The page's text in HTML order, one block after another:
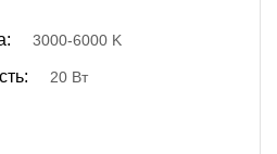
3000-6000 K
20 Вт